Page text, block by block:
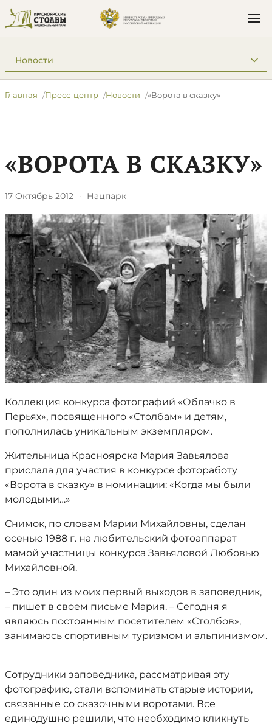
Подразделы: Пресс-центр
Главная Пресс-центр Новости «Ворота в сказку»
«ВОРОТА В СКАЗКУ»
17 Октябрь 2012 · Нацпарк
Коллекция конкурса фотографий «Облачко в
Перьях», посвященного «Столбам» и детям,
пополнилась уникальным экземпляром.
Жительница Красноярска Мария Завьялова
прислала для участия в конкурсе фотоработу
«Ворота в сказку» в номинации: «Когда мы были
молодыми…»
Снимок, по словам Марии Михайловны, сделан
осенью 1988 г. на любительский фотоаппарат
мамой участницы конкурса Завьяловой Любовью
Михайловной.
– Это один из моих первый выходов в заповедник,
– пишет в своем письме Мария. – Сегодня я
являюсь постоянным посетителем «Столбов»,
занимаюсь спортивным туризмом и альпинизмом.
Сотрудники заповедника, рассматривая эту
фотографию, стали вспоминать старые истории,
связанные со сказочными воротами. Все
единодушно решили, что необходимо кликнуть